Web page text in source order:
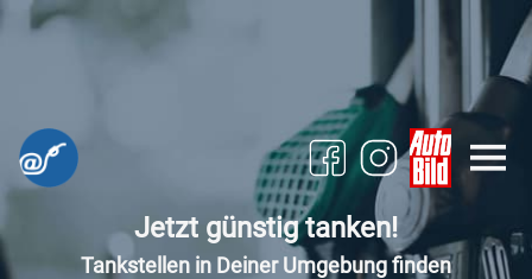
Jetzt günstig tanken!
Tankstellen in Deiner Umgebung finden